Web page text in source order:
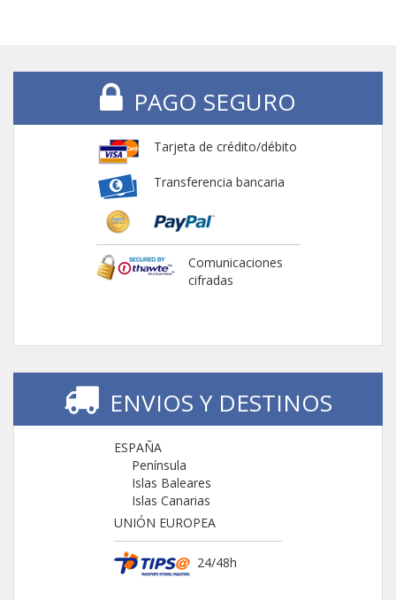
PAGO SEGURO
Tarjeta de crédito/débito
Transferencia bancaria
Comunicaciones
cifradas
ENVIOS Y DESTINOS
ESPAÑA
Península
Islas Baleares
Islas Canarias
UNIÓN EUROPEA
24/48h